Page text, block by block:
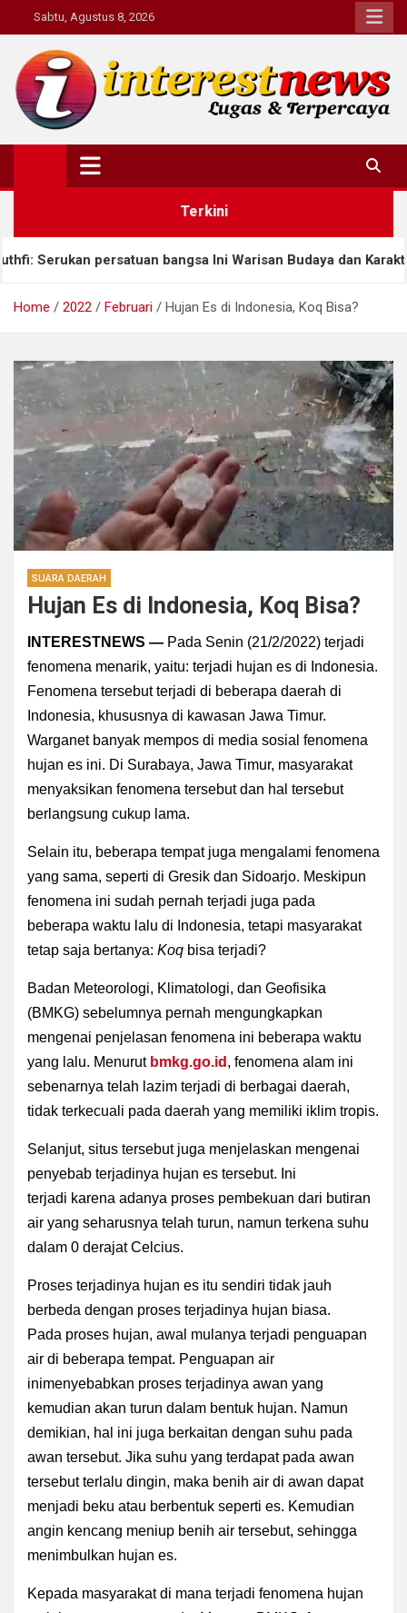
to
content
Sabtu, Agustus 8, 2026
Interestnews.or.id
Terkini
bangsa Ini Warisan Budaya dan Karakter
Home 2022 Februari Hujan Es di Indonesia, Koq Bisa?
SUARA DAERAH
Hujan Es di Indonesia, Koq Bisa?
INTERESTNEWS — Pada Senin (21/2/2022) terjadi
fenomena menarik, yaitu: terjadi hujan es di Indonesia.
Fenomena tersebut terjadi di beberapa daerah di
Indonesia, khususnya di kawasan Jawa Timur.
Warganet banyak mempos di media sosial fenomena
hujan es ini. Di Surabaya, Jawa Timur, masyarakat
menyaksikan fenomena tersebut dan hal tersebut
berlangsung cukup lama.
Selain itu, beberapa tempat juga mengalami fenomena
yang sama, seperti di Gresik dan Sidoarjo. Meskipun
fenomena ini sudah pernah terjadi juga pada
beberapa waktu lalu di Indonesia, tetapi masyarakat
tetap saja bertanya: Koq bisa terjadi?
Badan Meteorologi, Klimatologi, dan Geofisika
(BMKG) sebelumnya pernah mengungkapkan
mengenai penjelasan fenomena ini beberapa waktu
yang lalu. Menurut bmkg.go.id , fenomena alam ini
sebenarnya telah lazim terjadi di berbagai daerah,
tidak terkecuali pada daerah yang memiliki iklim tropis.
Selanjut, situs tersebut juga menjelaskan mengenai
penyebab terjadinya hujan es tersebut. Ini
terjadi karena adanya proses pembekuan dari butiran
air yang seharusnya telah turun, namun terkena suhu
dalam 0 derajat Celcius.
Proses terjadinya hujan es itu sendiri tidak jauh
berbeda dengan proses terjadinya hujan biasa.
Pada proses hujan, awal mulanya terjadi penguapan
air di beberapa tempat. Penguapan air
inimenyebabkan proses terjadinya awan yang
kemudian akan turun dalam bentuk hujan. Namun
demikian, hal ini juga berkaitan dengan suhu pada
awan tersebut. Jika suhu yang terdapat pada awan
tersebut terlalu dingin, maka benih air di awan dapat
menjadi beku atau berbentuk seperti es. Kemudian
angin kencang meniup benih air tersebut, sehingga
menimbulkan hujan es.
Kepada masyarakat di mana terjadi fenomena hujan